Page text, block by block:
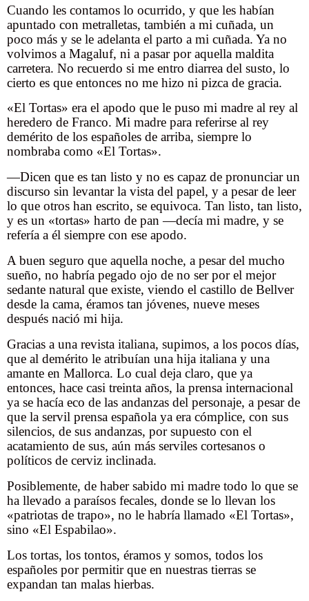
Cuando les contamos lo ocurrido, y que les habían
apuntado con metralletas, también a mi cuñada, un
poco más y se le adelanta el parto a mi cuñada. Ya no
volvimos a Magaluf, ni a pasar por aquella maldita
carretera. No recuerdo si me entro diarrea del susto, lo
cierto es que entonces no me hizo ni pizca de gracia.
«El Tortas» era el apodo que le puso mi madre al rey al
heredero de Franco. Mi madre para referirse al rey
demérito de los españoles de arriba, siempre lo
nombraba como «El Tortas».
—Dicen que es tan listo y no es capaz de pronunciar un
discurso sin levantar la vista del papel, y a pesar de leer
lo que otros han escrito, se equivoca. Tan listo, tan listo,
y es un «tortas» harto de pan —decía mi madre, y se
refería a él siempre con ese apodo.
A buen seguro que aquella noche, a pesar del mucho
sueño, no habría pegado ojo de no ser por el mejor
sedante natural que existe, viendo el castillo de Bellver
desde la cama, éramos tan jóvenes, nueve meses
después nació mi hija.
Gracias a una revista italiana, supimos, a los pocos días,
que al demérito le atribuían una hija italiana y una
amante en Mallorca. Lo cual deja claro, que ya
entonces, hace casi treinta años, la prensa internacional
ya se hacía eco de las andanzas del personaje, a pesar de
que la servil prensa española ya era cómplice, con sus
silencios, de sus andanzas, por supuesto con el
acatamiento de sus, aún más serviles cortesanos o
políticos de cerviz inclinada.
Posiblemente, de haber sabido mi madre todo lo que se
ha llevado a paraísos fecales, donde se lo llevan los
«patriotas de trapo», no le habría llamado «El Tortas»,
sino «El Espabilao».
Los tortas, los tontos, éramos y somos, todos los
españoles por permitir que en nuestras tierras se
expandan tan malas hierbas.